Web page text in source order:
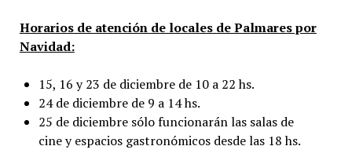
Horarios de atención de locales de Palmares por
Navidad:
15, 16 y 23 de diciembre de 10 a 22 hs.
24 de diciembre de 9 a 14 hs.
25 de diciembre sólo funcionarán las salas de
cine y espacios gastronómicos desde las 18 hs.